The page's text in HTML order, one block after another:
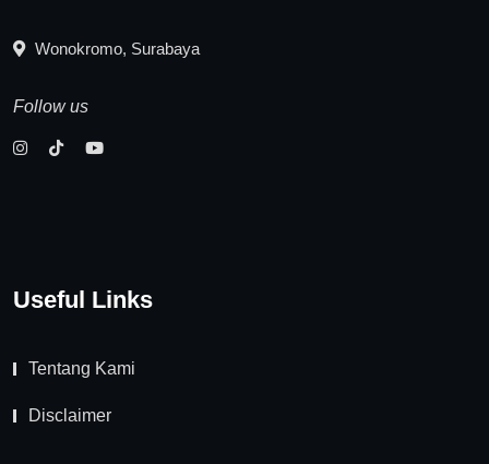
Wonokromo, Surabaya
Follow us
Useful Links
Tentang Kami
Disclaimer